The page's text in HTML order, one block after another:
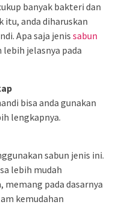
banyak bakteri dan
itu, anda diharuskan
Apa saja jenis sabun
lebih jelasnya pada
bisa anda gunakan
lengkapnya.
sabun jenis ini.
lebih mudah
memang pada dasarnya
kemudahan